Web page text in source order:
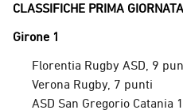
CLASSIFICHE PRIMA GIORNATA
Girone 1
Florentia Rugby ASD, 9
Verona Rugby, 7 punti
ASD San Gregorio Catania